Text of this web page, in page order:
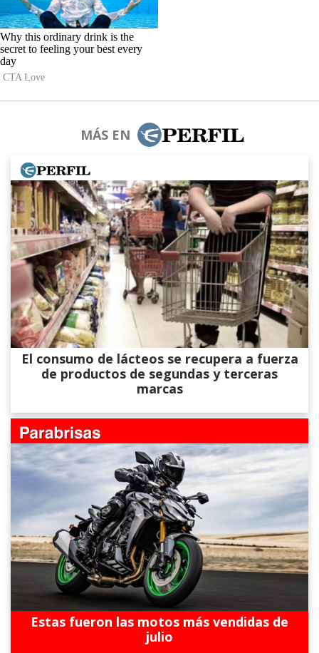
MÁS EN
El consumo de lácteos se recupera a fuerza
de productos de segundas y terceras
marcas
Estas fueron las motos más vendidas de
julio